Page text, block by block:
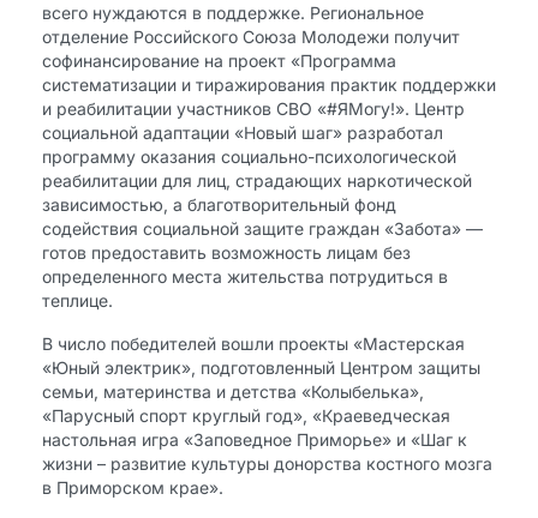
всего нуждаются в поддержке. Региональное
отделение Российского Союза Молодежи получит
софинансирование на проект «Программа
систематизации и тиражирования практик поддержки
и реабилитации участников СВО «#ЯМогу!». Центр
социальной адаптации «Новый шаг» разработал
программу оказания социально-психологической
реабилитации для лиц, страдающих наркотической
зависимостью, а благотворительный фонд
содействия социальной защите граждан «Забота» —
готов предоставить возможность лицам без
определенного места жительства потрудиться в
теплице.
В число победителей вошли проекты «Мастерская
«Юный электрик», подготовленный Центром защиты
семьи, материнства и детства «Колыбелька»,
«Парусный спорт круглый год», «Краеведческая
настольная игра «Заповедное Приморье» и «Шаг к
жизни – развитие культуры донорства костного мозга
в Приморском крае».